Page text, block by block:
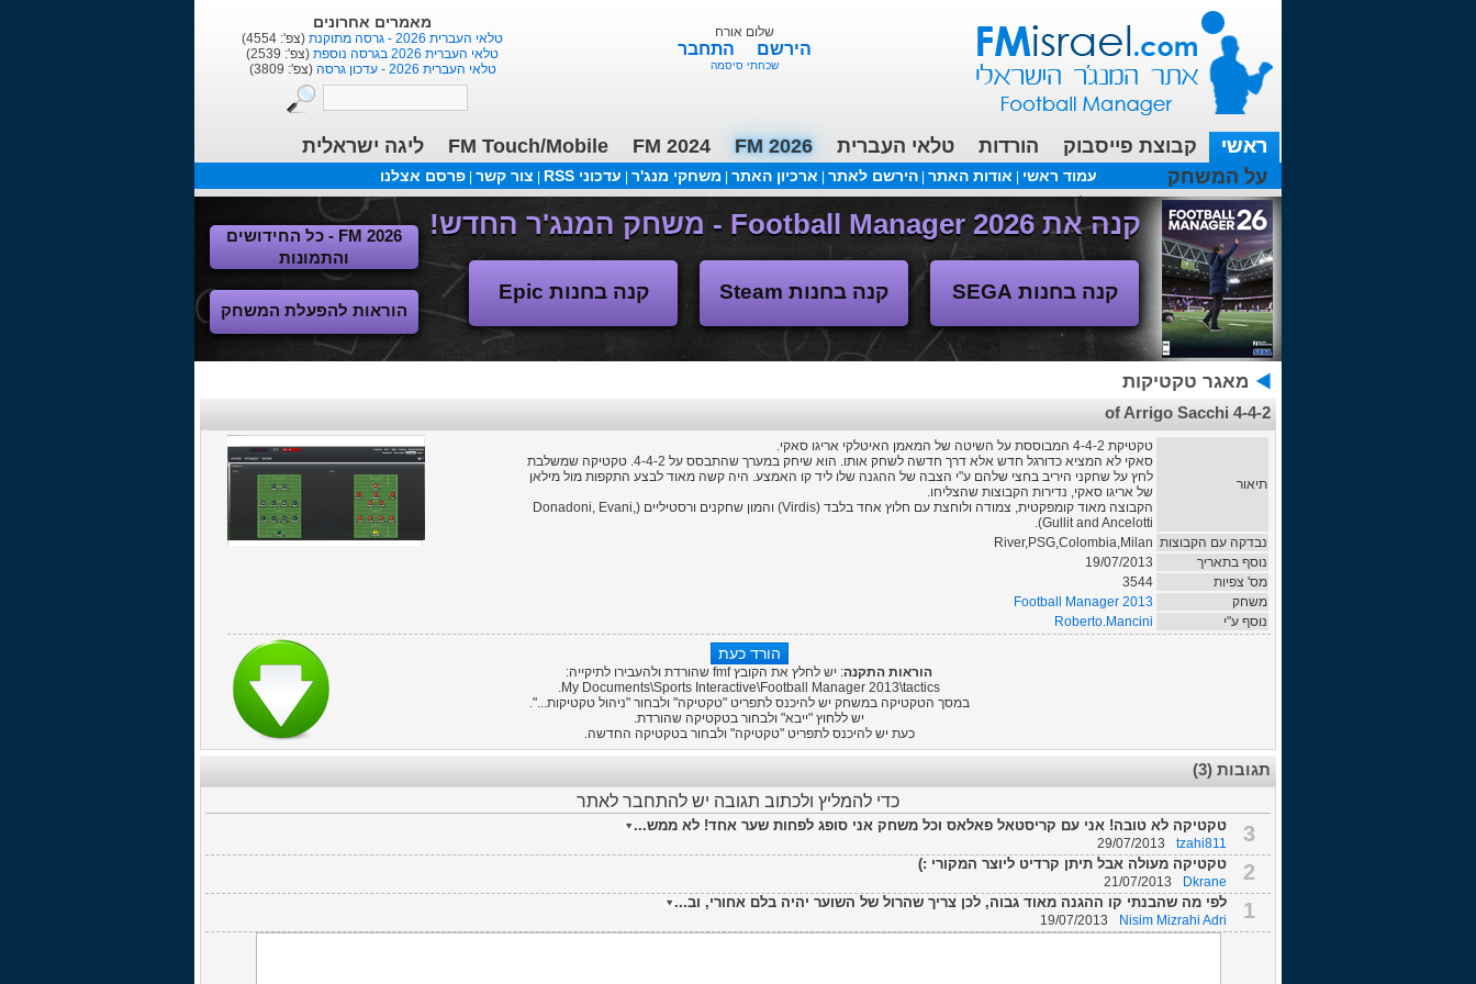
מאמרים אחרונים
טלאי העברית 2026 - גרסה מתוקנת
(צפ': 4554)
טלאי העברית 2026 בגרסה נוספת
(צפ': 2539)
טלאי העברית 2026 - עדכון גרסה
(צפ': 3809)
שלום אורח
הירשם התחבר
שכחתי סיסמה
ראשי קבוצת פייסבוק הורדות טלאי העברית FM 2026
FM 2024
FM Touch/Mobile
ליגה ישראלית
על המשחק
עמוד ראשי אודות האתר |הירשם לאתר ארכיון האתר משחקי מנג'ר עדכוני RSS צור קשר פרסם אצלנו
עכשיו בפורומים:FM19- איך יוצאים לחופשה עם המאמן ?
קנה את Football Manager 2026 - משחק המנג'ר החדש!
קנה בחנות SEGA קנה בחנות Steam קנה בחנות Epic
FM 2026 - כל החידושים
והתמונות
הוראות להפעלת המשחק
מאגר טקטיקות
4-4-2 of Arrigo Sacchi
תיאור
טקטיקת 4-4-2 המבוססת על השיטה של המאמן האיטלקי אריגו סאקי.
סאקי לא המציא כדורגל חדש אלא דרך חדשה לשחק אותו. הוא שיחק במערך שהתבסס על 4-4-2. טקטיקה שמשלבת
לחץ על שחקני היריב בחצי שלהם ע"י הצבה של ההגנה שלו ליד קו האמצע. היה קשה מאוד לבצע התקפות מול מילאן
של אריגו סאקי, נדירות הקבוצות שהצליחו.
הקבוצה מאוד קומפקטית, צמודה ולוחצת עם חלוץ אחד בלבד (Virdis) והמון שחקנים ורסטיליים (Donadoni, Evani,
Gullit and Ancelotti).
נבדקה עם הקבוצות River,PSG,Colombia,Milan
נוסף בתאריך
19/07/2013
מס' צפיות
3544
משחק
Football Manager 2013
נוסף ע"י
Roberto.Mancini
הוראות התקנה: יש לחלץ את הקובץ fmf שהורדת ולהעבירו לתיקייה:
My Documents\Sports Interactive\Football Manager 2013\tactics.
במסך הטקטיקה במשחק יש להיכנס לתפריט "טקטיקה" ולבחור "ניהול טקטיקות...".
יש ללחוץ "ייבא" ולבחור בטקטיקה שהורדת.
כעת יש להיכנס לתפריט "טקטיקה" ולבחור בטקטיקה החדשה.
תגובות (3)
כדי להמליץ ולכתוב תגובה יש להתחבר לאתר
3 טקטיקה לא טובה! אני עם קריסטאל פאלאס וכל משחק אני סופג לפחות שער אחד! לא ממש...
tzahi811
29/07/2013
2 טקטיקה מעולה אבל תיתן קרדיט ליוצר המקורי :)
Dkrane
21/07/2013
1 לפי מה שהבנתי קו ההגנה מאוד גבוה, לכן צריך שהרול של השוער יהיה בלם אחורי, וב...
Nisim Mizrahi Adri
19/07/2013